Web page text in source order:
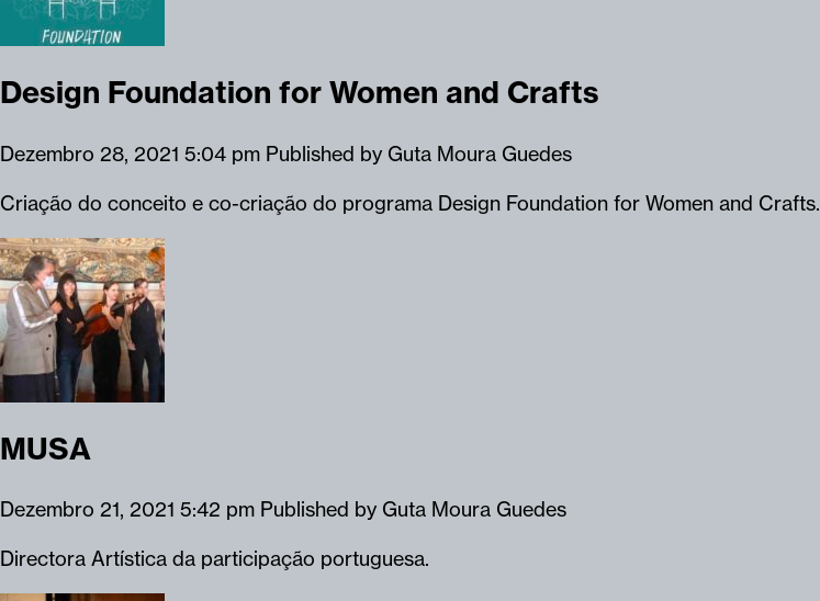
Design Foundation for Women and Crafts
Dezembro 28, 2021 5:04 pm Published by Guta Moura Guedes
Criação do conceito e co-criação do programa Design Foundation for Women and Crafts.
MUSA
Dezembro 21, 2021 5:42 pm Published by Guta Moura Guedes
Directora Artística da participação portuguesa.